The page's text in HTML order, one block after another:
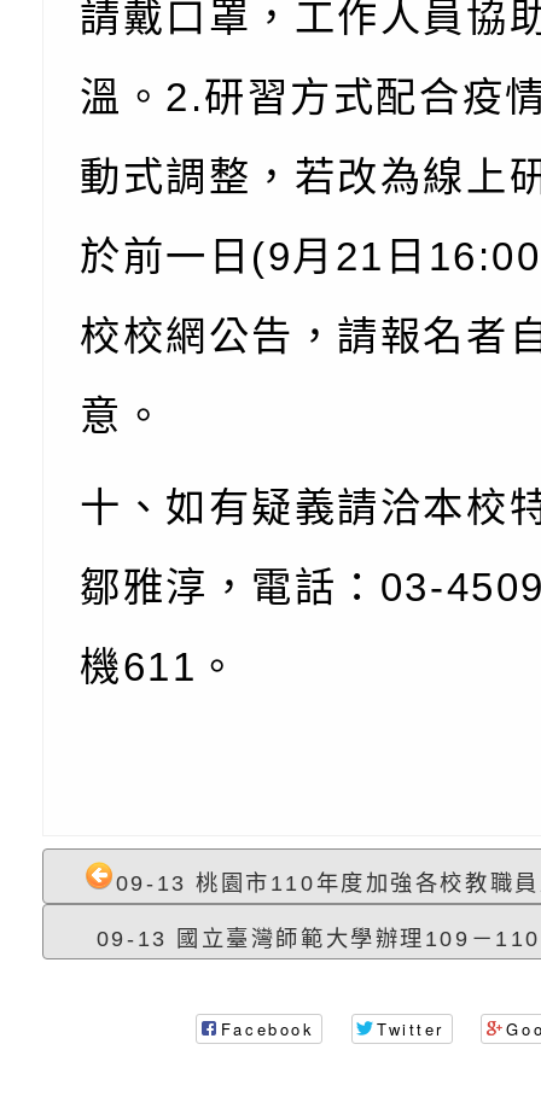
學）辦理「115年度
題融入教學－國民中
（教材）推薦實施計
字稿及LCD託播圖片
檢送桃園市政府LED
字稿及LCD託播影（
國家發展委員會檔案
理本(115)年「春遊
動
檢送桃園市政府家庭
「小桃家4月課程資
姻怎麼翻譯－青少年
工作坊」、「愛『原
親子共學同樂會」、
代愛在陪伴」、「親
西門國小114學年度
親職教育講座「如何
情緒力？—用SEL玩
子溝通之秘訣」
有關財團法人中華國
礙者生命教育推廣協
「環保愛台灣」第五
礙者中小學生環保繪
檢送行政院新聞傳播
月份公共服務政策溝
訊
有關桃園市政府家庭
辦理115年原住民家
會」
桃園市大溪區田心國
職員及家長特教知能
會（以下簡稱全家協
115年國民小學學生
轉知台中市身心障礙
協會辦理「臺中市第
檢送國立臺南大學辦
中心」及「國中小職
習營」等師生，參訪
「第56屆全國技能競
者保齡球賽」
檢送桃園市政府LED
字稿及LCD託播影（
轉知衛生福利部社會
檢送該部國民健康署
產期高風險孕產婦（
有關社團法人中華民
家長協會(以下稱該
檢送桃園市政府家庭
請戴口罩，工作人員協
溫。 2.研習方式配合疫
動式調整，若改為線上
於前一日 (9月 21 日 16:00
校校網公告，請報名者
意。
十、如有疑義請洽本校
鄒雅淳，電話： 03-
機611 。
09-13 桃園市110年度加強各校教職
09-13 國立臺灣師範大學辦理109－
Facebook Twitter